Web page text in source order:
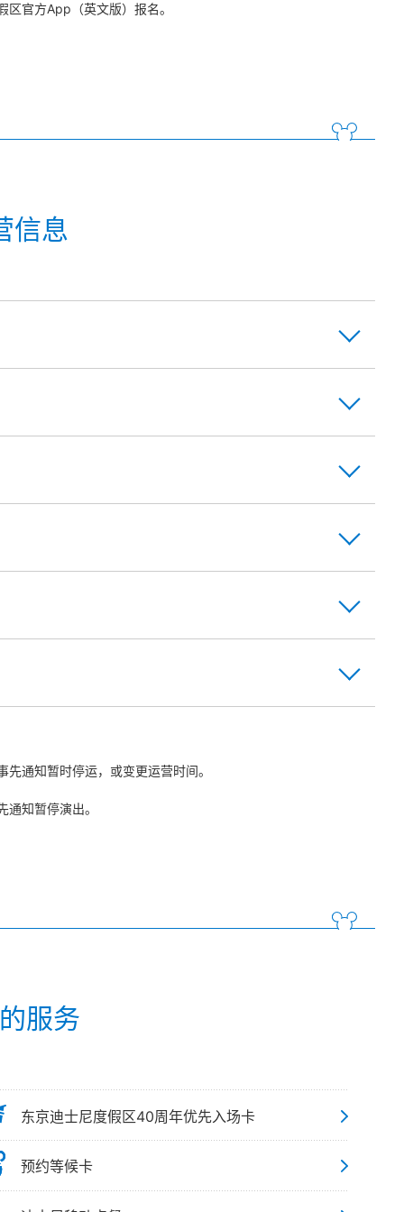
官方App（英文版）报名。
信息
通知暂时停运，或变更运营时间。
知暂停演出。
服务
东京迪士尼度假区40周年优先入场卡
预约等候卡